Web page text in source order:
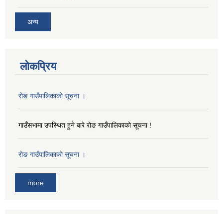
अन्य
लोकप्रिय
राेङ गाउँपालिकाको सूचना ।
गाउँसभामा उपस्थित हुने बारे रोङ गाउँपालिकाको सूचना !
राेङ गाउँपालिकाको सूचना ।
more